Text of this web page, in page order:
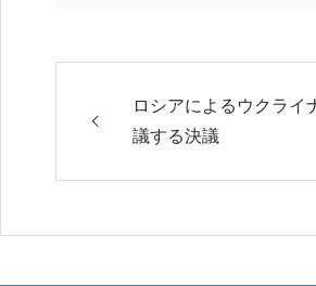
ロシアによるウクライ
議する決議